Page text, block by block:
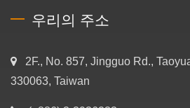
우리의 주소
2F., No. 857, Jingguo Rd.,
330063, Taiwan